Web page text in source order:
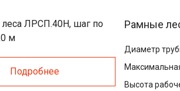
вышек-
Подробнее
Рамные
Диаметр
Высота